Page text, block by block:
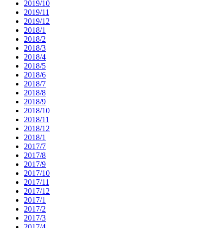
2019/10
2019/11
2019/12
2018/1
2018/2
2018/3
2018/4
2018/5
2018/6
2018/7
2018/8
2018/9
2018/10
2018/11
2018/12
2018/1
2017/7
2017/8
2017/9
2017/10
2017/11
2017/12
2017/1
2017/2
2017/3